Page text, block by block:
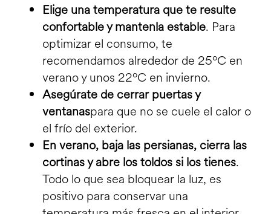
Elige una temperatura que te resulte
confortable y mantenla estable. Para
optimizar el consumo, te
recomendamos alrededor de 25ºC en
verano y unos 22ºC en invierno.
Asegúrate de cerrar puertas y
ventanaspara que no se cuele el calor o
el frío del exterior.
En verano, baja las persianas, cierra las
cortinas y abre los toldos si los tienes.
Todo lo que sea bloquear la luz, es
positivo para conservar una